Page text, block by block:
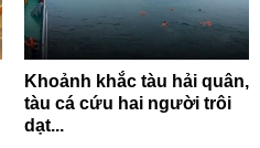
Khoảnh khắc tàu hải quân,
tàu cá cứu hai người trôi
dạt...